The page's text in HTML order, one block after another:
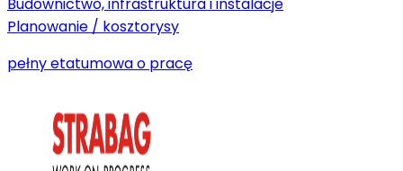
Planowanie / kosztorysy
pełny etatumowa o pracę